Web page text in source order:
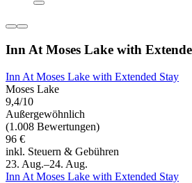
Inn At Moses Lake with
Inn At Moses Lake with Extended Stay
Moses Lake
9,4/10
Außergewöhnlich
(1.008 Bewertungen)
96 €
inkl. Steuern & Gebühren
23. Aug.–24. Aug.
Inn At Moses Lake with Extended Stay